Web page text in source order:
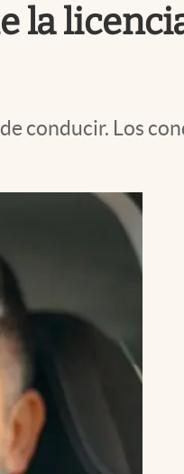
la
conducir. Los